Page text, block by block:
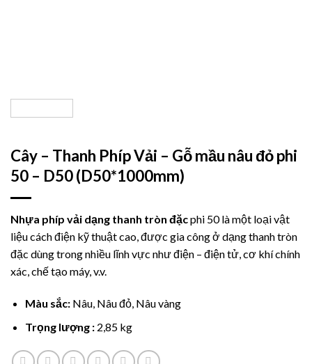
Cây – Thanh Phíp Vải – Gỗ mầu nâu đỏ phi
50 – D50 (D50*1000mm)
Nhựa phíp vải dạng thanh tròn đặcphi 50 là một loại vật
liệu cách điện kỹ thuật cao, được gia công ở dạng thanh tròn
đặc dùng trong nhiều lĩnh vực như điện – điện tử, cơ khí chính
xác, chế tạo máy, v.v.
Màu sắc:Nâu, Nâu đỏ, Nâu vàng
Trọng lượng :2,85 kg